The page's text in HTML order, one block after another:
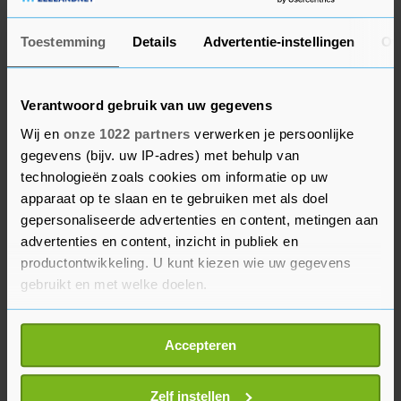
Toestemming Details Advertentie-instellingen
Verantwoord gebruik van uw gegevens
Wij en onze 1022 partners verwerken je persoonlijke
gegevens (bijv. uw IP-adres) met behulp van
technologieën zoals cookies om informatie op uw
apparaat op te slaan en te gebruiken met als doel
gepersonaliseerde advertenties en content, metingen aan
advertenties en content, inzicht in publiek en
productontwikkeling. U kunt kiezen wie uw gegevens
gebruikt en met welke doelen.
Als u het toestaat, willen we ook graag:
Informatie verzamelen over uw geografische
locatie, die tot een paar meter nauwkeurig kan zijn
Uw apparaat identificeren door het actief te
Accepteren
Zelf instellen
indienen om een wet uit 1905 te verstevigen die
de kerk en de staat in Frankrijk officieel scheidde.
Strikter toezicht
Hij kondigde een strikter toezicht op scholing
aan en een betere controle op buitenlandse
financiering van moskeeën. Ook beloofde hij een
hardere aanpak van moslimextremisme.
Macrons opmerkingen kwamen na de
onthoofding van de Franse geschiedenisleraar
Samuel Paty door een 18-jarige moslimextremist.
Het Élysée wees zaterdag op "het ontbreken van
condoleances en steunbetuigingen van de Turkse
president na de moord op Samuel Paty".